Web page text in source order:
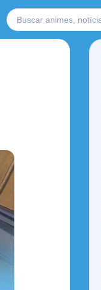
Buscar no site